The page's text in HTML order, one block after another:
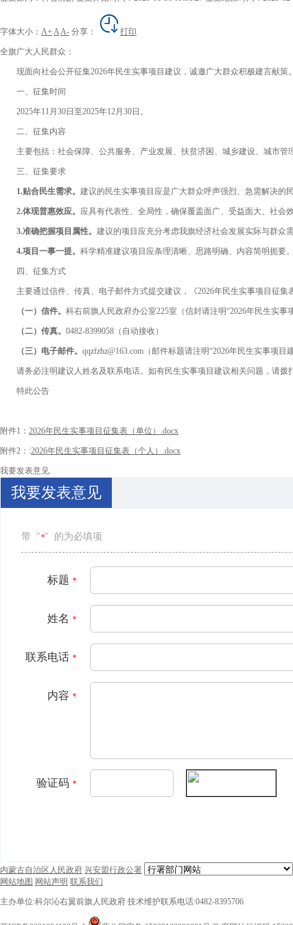
字体大小： A+ AA- 分享： 打印
全旗广大人民群众：
现面向社会公开征集2026年民生实事项目建议，诚邀广大群众积极建言献策。
一、征集时间
2025年11 月 30日至2025年12月 30日。
二、征集内容
主要包括： 社会保障、公共服务、产业发展、扶贫济困、城乡建设、城市
三、征集要求
1.贴合民生需求。 建议的民生实事项目应是广大群众呼声强烈、急需解决的
2.体现普惠效应。 应具有代表性、全局性，确保覆盖面广、受益面大、社会效
3.准确把握项目属性。 建议的项目应充分考虑我旗经济社会发展实际与群众
4.项目一事一提。 科学精准建议项目应条理清晰、思路明确、内容简明扼要
四、征集方式
主要通过信件、传真、电子邮件方式提交建议，《2026年民生实事项目征集
（一）信件。 科右前旗人民政府办公室225室（信封请注明“2026年民生实事
（二）传真。 0482-8399058（自动接收）
（三）电子邮件。 qqzfzhz@163.com（邮件标题请注明“2026年民生实事项目
请务必注明建议人姓名及联系电话。如有民生实事项目建议相关问题，请拨
特此公告
附件1： 2026年民生实事项目征集表（单位）.docx
附件2：:2026年民生实事项目征集表（个人）.docx
我要发表意见
我要发表意见
带 "*" 的为必填项
标题 *
姓名 *
联系电话 *
内容 *
验证码 *
内蒙古自治区人民政府 兴安盟行政公署
网站地图 网站声明 联系我们
主办单位:科尔沁右翼前旗人民政府 技术维护联系电话:0482-8395706